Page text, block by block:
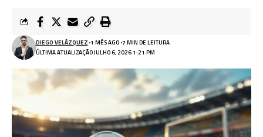
ÚLTIMA ATUALIZAÇÃO JULHO 6, 2026 1:21 PM
DIEGO VELÁZQUEZ 1 MÊS AGO 7 MIN DE LEITURA